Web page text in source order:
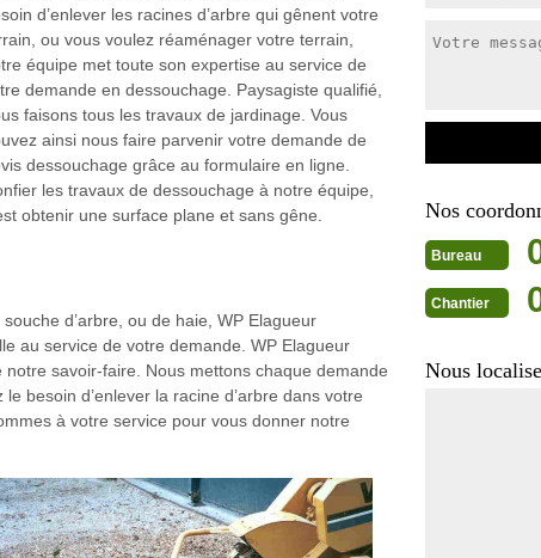
d’enlever les racines d’arbre qui gênent votre
ou vous voulez réaménager votre terrain,
équipe met toute son expertise au service de
demande en dessouchage. Paysagiste qualifié,
faisons tous les travaux de jardinage. Vous
ainsi nous faire parvenir votre demande de
dessouchage grâce au formulaire en ligne.
les travaux de dessouchage à notre équipe,
obtenir une surface plane et sans gêne.
d’arbre, ou de haie, WP Elagueur
au service de votre demande. WP Elagueur
savoir-faire. Nous mettons chaque demande
besoin d’enlever la racine d’arbre dans votre
à votre service pour vous donner notre
Nos
Bureau
Chantier
Nous